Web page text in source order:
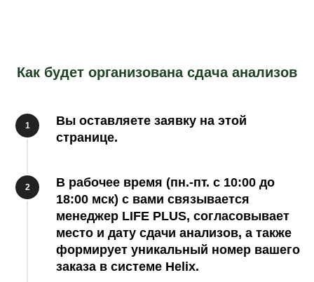
Как будет организована сдача анализов
1
Вы оставляете заявку на этой
странице.
2
В рабочее время (пн.-пт. с 10:00 до
18:00 мск) c вами связывается
менеджер LIFE PLUS, согласовывает
место и дату сдачи анализов, а также
формирует уникальный номер вашего
заказа в системе Helix.